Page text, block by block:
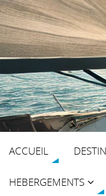
ACCUEIL
HEBERGEMENTS